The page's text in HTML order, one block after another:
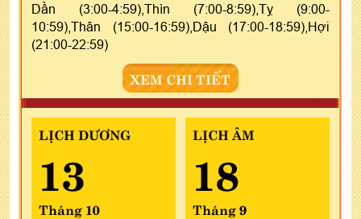
Dần (3:00-4:59),Thìn (7:00-8:59),Tỵ (9:00-
10:59),Thân (15:00-16:59),Dậu (17:00-18:59),Hợi
(21:00-22:59)
XEM CHI TIẾT
LỊCH DƯƠNG
13
Tháng 10
LỊCH ÂM
18
Tháng 9